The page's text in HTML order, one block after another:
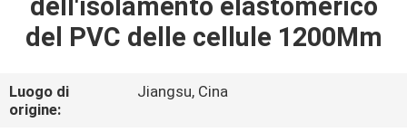
NOI
del PVC delle cellule 1200Mm
Luogo di
origine:
Jiangsu, Cina